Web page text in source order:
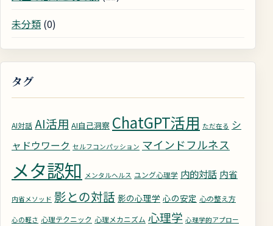
未分類 (0)
タグ
AI対話 AI活用 AI自己洞察 ChatGPT活用 ただ在る シ
ャドウワーク セルフコンパッション マインドフルネス
メタ認知 メンタルヘルス ユング心理学 内的対話 内省
内省メソッド 影との対話 影の心理学 心の安定 心の整え方
心の軽さ 心理テクニック 心理メカニズム 心理学 心理学的アプロー